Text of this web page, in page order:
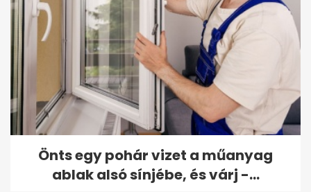
Önts egy pohár vizet a műanyag
ablak alsó sínjébe, és várj -...